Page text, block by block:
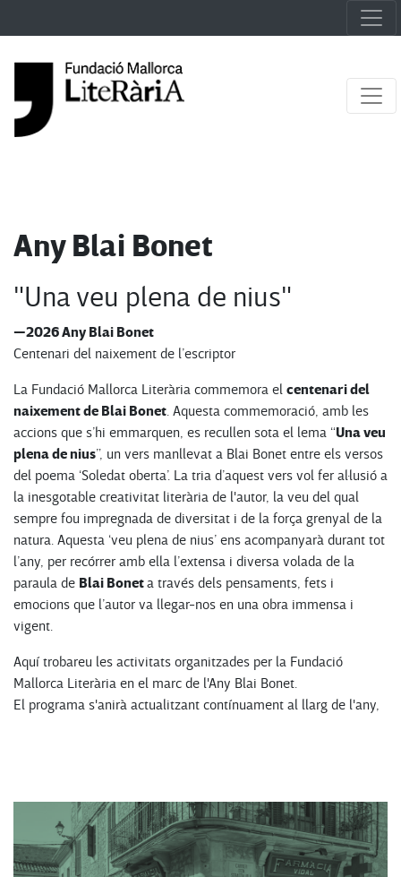
Any Blai Bonet
"Una veu plena de nius"
—2026 Any Blai Bonet
Centenari del naixement de l’escriptor
La Fundació Mallorca Literària commemora el centenari del
naixement de Blai Bonet. Aquesta commemoració, amb les
accions que s’hi emmarquen, es recullen sota el lema “Una veu
plena de nius”, un vers manllevat a Blai Bonet entre els versos
del poema ‘Soledat oberta’. La tria d’aquest vers vol fer al·lusió a
la inesgotable creativitat literària de l'autor, la veu del qual
sempre fou impregnada de diversitat i de la força grenyal de la
natura. Aquesta ‘veu plena de nius’ ens acompanyarà durant tot
l’any, per recórrer amb ella l’extensa i diversa volada de la
paraula de Blai Boneta través dels pensaments, fets i
emocions que l’autor va llegar-nos en una obra immensa i
vigent.
Aquí trobareu les activitats organitzades per la Fundació
Mallorca Literària en el marc de l'Any Blai Bonet.
El programa s'anirà actualitzant contínuament al llarg de l'any,